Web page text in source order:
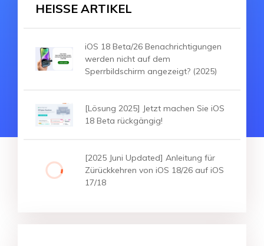
HEISSE ARTIKEL
iOS 18 Beta/26 Benachrichtigungen
werden nicht auf dem
Sperrbildschirm angezeigt? (2025)
[Lösung 2025] Jetzt machen Sie iOS
18 Beta rückgängig!
[2025 Juni Updated] Anleitung für
Zürückkehren von iOS 18/26 auf iOS
17/18